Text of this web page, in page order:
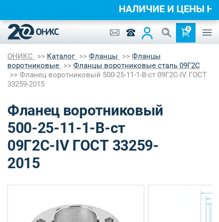
0
ОНИКС Каталог Фланцы
Фланцы
воротниковые
Фланцы воротниковые сталь 09Г2С
Фланец воротниковый 500-25-11-1-B-ст 09Г2С-IV ГОСТ
33259-2015
Фланец воротниковый
500-25-11-1-B-ст
09Г2С-IV ГОСТ 33259-
2015
НАЛИЧИЕ И